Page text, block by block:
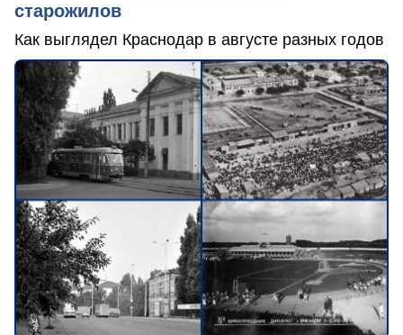
старожилов
Как выглядел Краснодар в августе разных годов